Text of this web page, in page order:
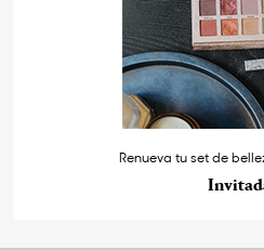
Renueva tu set de